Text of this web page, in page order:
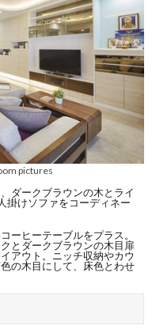
pictures
ダークブラウンの木とライ
掛けソファをコーディネー
ーヒーテーブルをプラス。
とダークブラウンの木目扉
アウト。ニッチ収納やカウ
の木目にして、床色とわせ